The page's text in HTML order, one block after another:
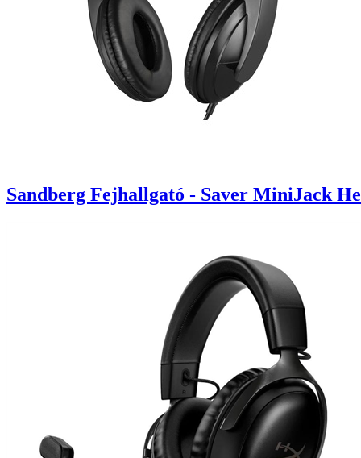
Sandberg Fejhallgató - Saver MiniJack